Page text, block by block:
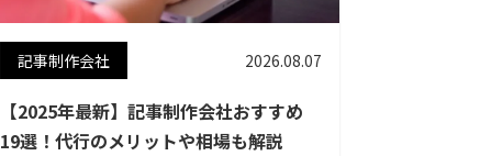
記事制作会社 2026.08.07
【2025年最新】記事制作会社おすすめ
19選！代行のメリットや相場も解説